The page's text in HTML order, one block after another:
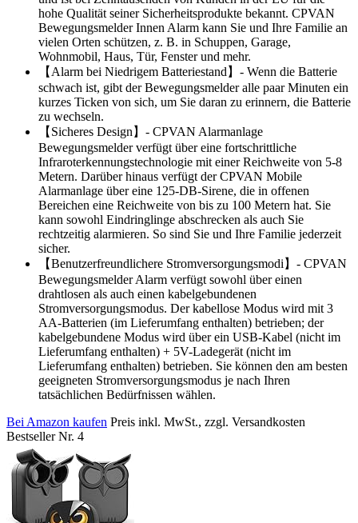
hohe Qualität seiner Sicherheitsprodukte bekannt. CPVAN
Bewegungsmelder Innen Alarm kann Sie und Ihre Familie an
vielen Orten schützen, z. B. in Schuppen, Garage,
Wohnmobil, Haus, Tür, Fenster und mehr.
【Alarm bei Niedrigem Batteriestand】- Wenn die Batterie
schwach ist, gibt der Bewegungsmelder alle paar Minuten ein
kurzes Ticken von sich, um Sie daran zu erinnern, die Batterie
zu wechseln.
【Sicheres Design】- CPVAN Alarmanlage
Bewegungsmelder verfügt über eine fortschrittliche
Infraroterkennungstechnologie mit einer Reichweite von 5-8
Metern. Darüber hinaus verfügt der CPVAN Mobile
Alarmanlage über eine 125-DB-Sirene, die in offenen
Bereichen eine Reichweite von bis zu 100 Metern hat. Sie
kann sowohl Eindringlinge abschrecken als auch Sie
rechtzeitig alarmieren. So sind Sie und Ihre Familie jederzeit
sicher.
【Benutzerfreundlichere Stromversorgungsmodi】- CPVAN
Bewegungsmelder Alarm verfügt sowohl über einen
drahtlosen als auch einen kabelgebundenen
Stromversorgungsmodus. Der kabellose Modus wird mit 3
AA-Batterien (im Lieferumfang enthalten) betrieben; der
kabelgebundene Modus wird über ein USB-Kabel (nicht im
Lieferumfang enthalten) + 5V-Ladegerät (nicht im
Lieferumfang enthalten) betrieben. Sie können den am besten
geeigneten Stromversorgungsmodus je nach Ihren
tatsächlichen Bedürfnissen wählen.
Bei Amazon kaufen Preis inkl. MwSt., zzgl. Versandkosten
Bestseller Nr. 4